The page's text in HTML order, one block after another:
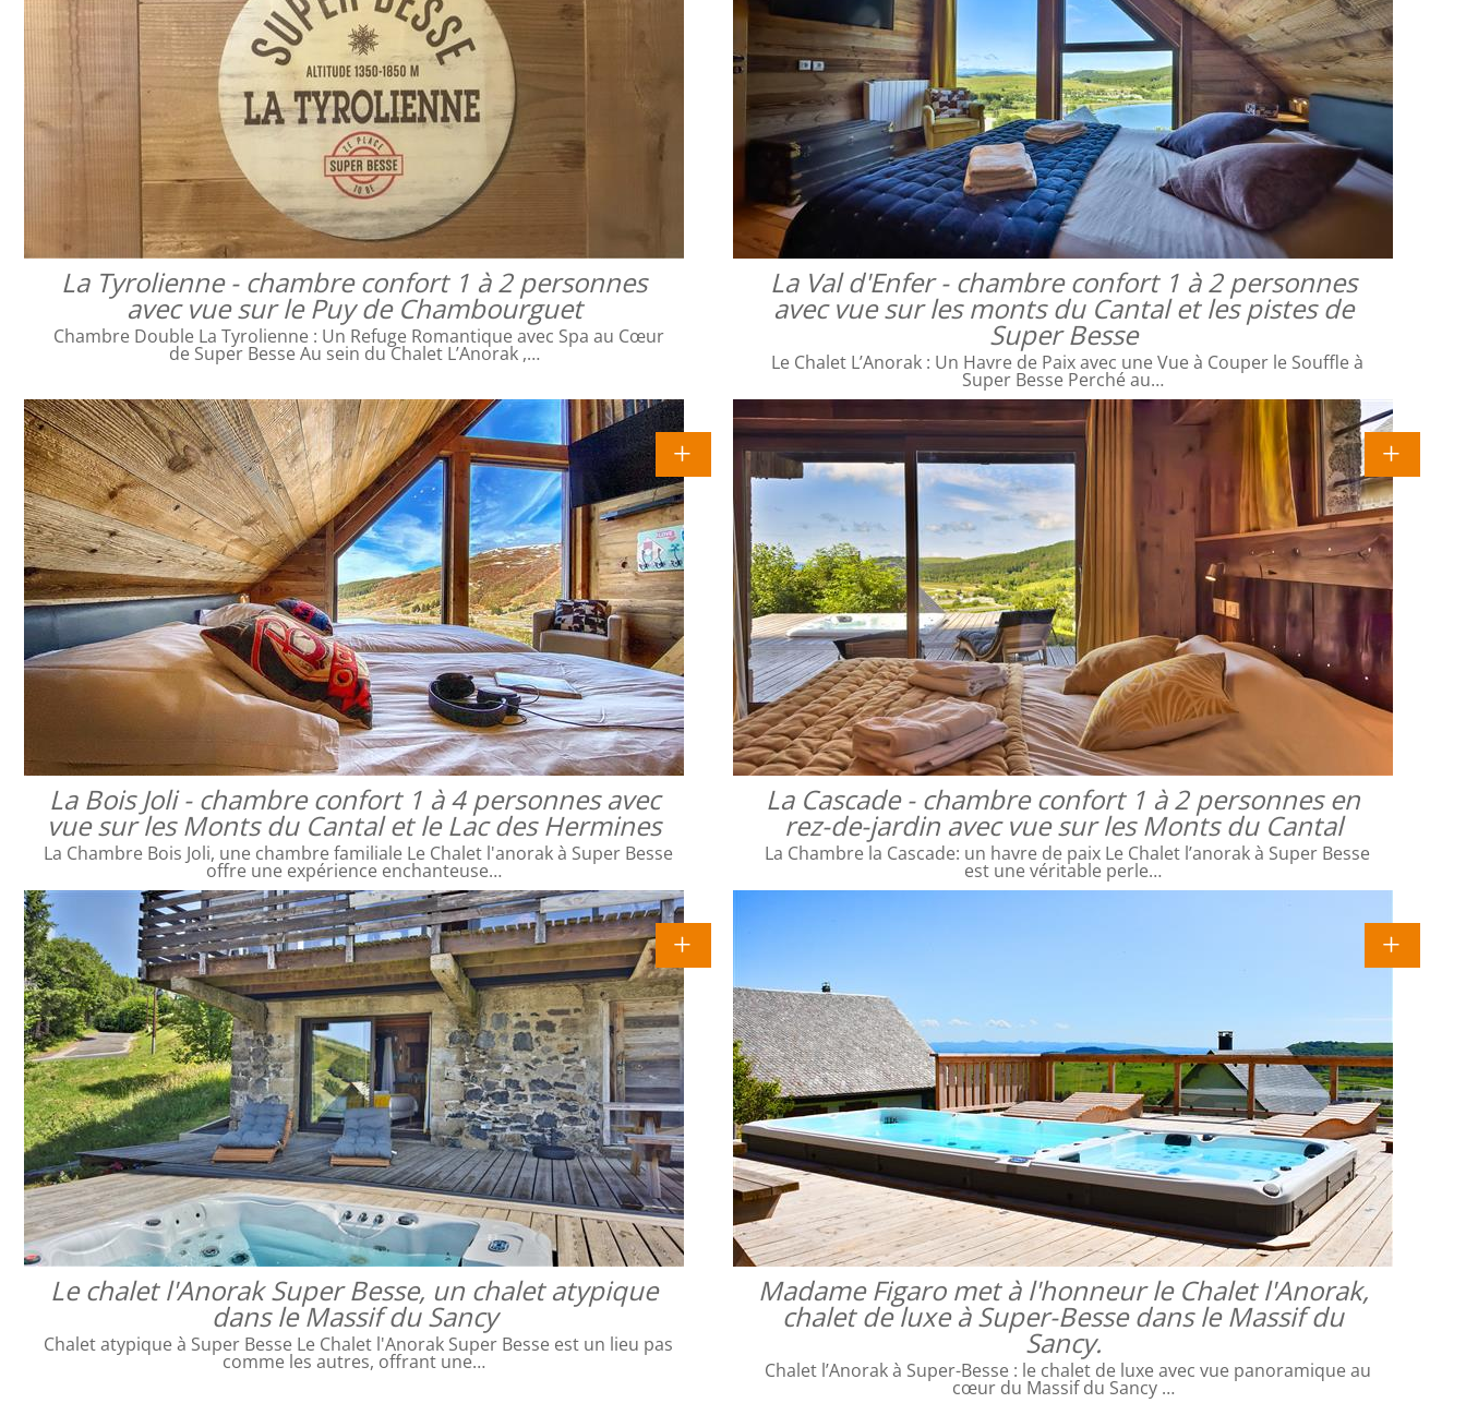
La Tyrolienne - chambre confort 1 à 2 personnes
avec vue sur le Puy de Chambourguet
Chambre Double La Tyrolienne : Un Refuge Romantique avec Spa au Cœur
de Super Besse Au sein du Chalet L’Anorak ,…
La Val d'Enfer - chambre confort 1 à 2 personnes
avec vue sur les monts du Cantal et les pistes de
Super Besse
Le Chalet L’Anorak : Un Havre de Paix avec une Vue à Couper le Souffle à
Super Besse Perché au…
La Bois Joli - chambre confort 1 à 4 personnes avec
vue sur les Monts du Cantal et le Lac des Hermines
La Chambre Bois Joli, une chambre familiale Le Chalet l'anorak à Super Besse
offre une expérience enchanteuse…
La Cascade - chambre confort 1 à 2 personnes en
rez-de-jardin avec vue sur les Monts du Cantal
La Chambre la Cascade: un havre de paix Le Chalet l’anorak à Super Besse
est une véritable perle…
Le chalet l'Anorak Super Besse, un chalet atypique
dans le Massif du Sancy
Chalet atypique à Super Besse Le Chalet l'Anorak Super Besse est un lieu pas
comme les autres, offrant une…
Madame Figaro met à l'honneur le Chalet l'Anorak,
chalet de luxe à Super-Besse dans le Massif du
Sancy.
Chalet l’Anorak à Super-Besse : le chalet de luxe avec vue panoramique au
cœur du Massif du Sancy …